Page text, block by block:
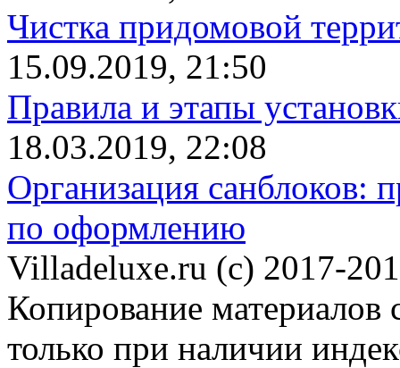
Чистка придомовой
15.09.2019, 21:50
Правила и этапы
18.03.2019, 22:08
Организация санблоков:
по оформлению
Villadeluxe.ru (c) 2017-
Копирование материалов
только при наличии